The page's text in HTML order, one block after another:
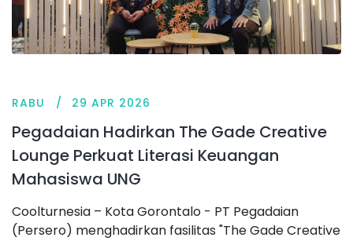
RABU 29 APR 2026
Pegadaian Hadirkan The Gade Creative
Lounge Perkuat Literasi Keuangan
Mahasiswa UNG
Coolturnesia – Kota Gorontalo - PT Pegadaian
(Persero) menghadirkan fasilitas "The Gade Creative